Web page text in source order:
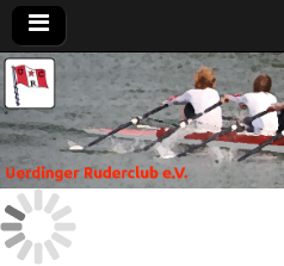
e.V.
Rudern in
Krefeld-
Uerdingen